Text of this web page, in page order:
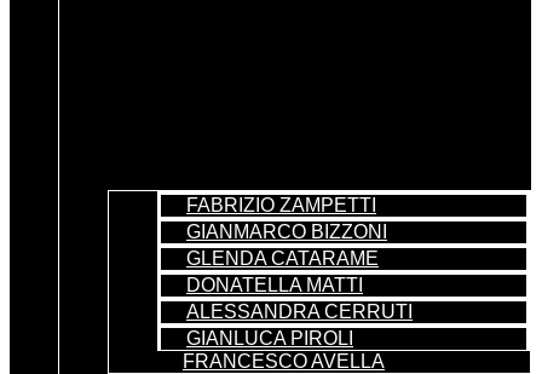
FABRIZIO ZAMPETTI
GIANMARCO BIZZONI
GLENDA CATARAME
DONATELLA MATTI
ALESSANDRA CERRUTI
GIANLUCA PIROLI
FRANCESCO AVELLA